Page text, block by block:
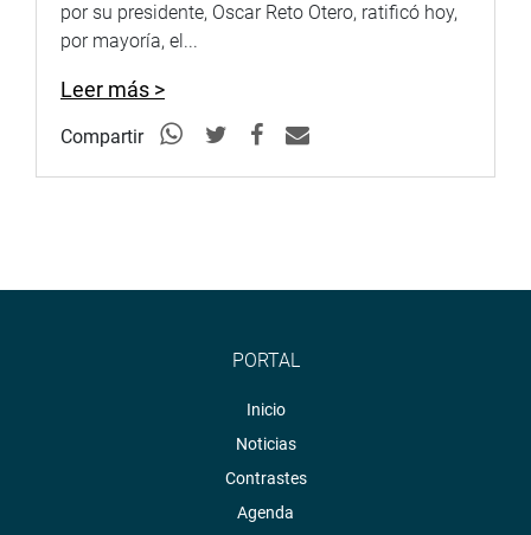
por su presidente, Oscar Reto Otero, ratificó hoy,
por mayoría, el...
Leer más >
Compartir
PORTAL
Inicio
Noticias
Contrastes
Agenda